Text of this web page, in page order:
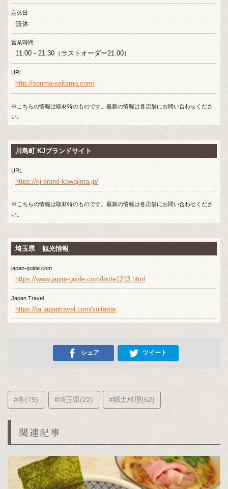
定休日
無休
営業時間
11:00－21:30（ラストオーダー21:00）
URL
http://souma-saitama.com/
※こちらの情報は取材時のものです。最新の情報は各店舗にお問い合わせくださ
い。
川島町 KJブランドサイト
URL
https://kj-brand-kawajima.jp/
※こちらの情報は取材時のものです。最新の情報は各店舗にお問い合わせくださ
い。
埼玉県 観光情報
japan-guide.com
https://www.japan-guide.com/list/e1213.html
Japan Travel
https://ja.japantravel.com/saitama
シェア ツイート
#冬(79) #埼玉県(22) #郷土料理(62)
関連記事